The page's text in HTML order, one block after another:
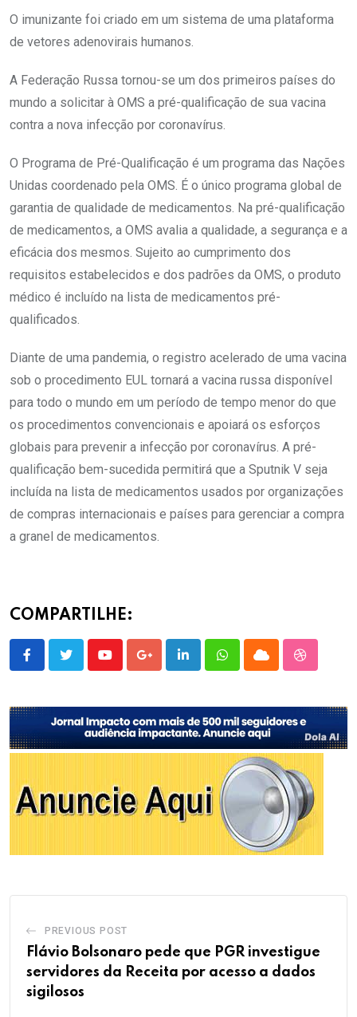
O imunizante foi criado em um sistema de uma plataforma
de vetores adenovirais humanos.
A Federação Russa tornou-se um dos primeiros países do
mundo a solicitar à OMS a pré-qualificação de sua vacina
contra a nova infecção por coronavírus.
O Programa de Pré-Qualificação é um programa das Nações
Unidas coordenado pela OMS. É o único programa global de
garantia de qualidade de medicamentos. Na pré-qualificação
de medicamentos, a OMS avalia a qualidade, a segurança e a
eficácia dos mesmos. Sujeito ao cumprimento dos
requisitos estabelecidos e dos padrões da OMS, o produto
médico é incluído na lista de medicamentos pré-
qualificados.
Diante de uma pandemia, o registro acelerado de uma vacina
sob o procedimento EUL tornará a vacina russa disponível
para todo o mundo em um período de tempo menor do que
os procedimentos convencionais e apoiará os esforços
globais para prevenir a infecção por coronavírus. A pré-
qualificação bem-sucedida permitirá que a Sputnik V seja
incluída na lista de medicamentos usados por organizações
de compras internacionais e países para gerenciar a compra
a granel de medicamentos.
COMPARTILHE:
YoutubeGoogle+LinkedInWhatsappCloud
PREVIOUS POST
Flávio Bolsonaro pede que PGR investigue
servidores da Receita por acesso a dados
sigilosos